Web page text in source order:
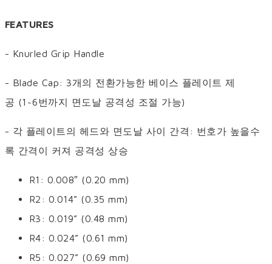
FEATURES
- Knurled Grip Handle
- Blade Cap: 3개의 전환가능한 베이스 플레이트 제
공 (1~6번까지 면도날 공격성 조절 가능)
- 각 플레이트의 헤드와 면도날 사이 간격: 번호가 높을수
록 간격이 커져 공격성 상승
R1: 0.008″ (0.20 mm)
R2: 0.014” (0.35 mm)
R3: 0.019” (0.48 mm)
R4: 0.024” (0.61 mm)
R5: 0.027” (0.69 mm)